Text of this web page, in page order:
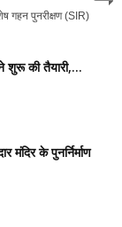
गहन पुनरीक्षण (SIR)
शुरू की तैयारी,...
मंदिर के पुनर्निर्माण